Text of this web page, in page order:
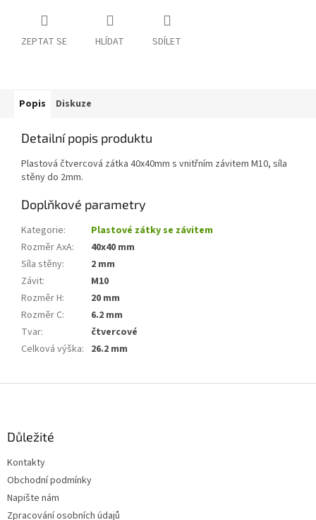
ZEPTAT SE HLÍDAT SDÍLET
Popis Diskuze
Detailní popis produktu
Plastová čtvercová zátka 40x40mm s vnitřním závitem M10, síla
stěny do 2mm.
Doplňkové parametry
Kategorie:
Plastové zátky se závitem
Rozměr AxA:
40x40 mm
Síla stěny:
2 mm
Závit:
M10
Rozměr H:
20 mm
Rozměr C:
6.2 mm
Tvar:
čtvercové
Celková výška: 26.2 mm
Důležité
Kontakty
Obchodní podmínky
Napište nám
Zpracování osobních údajů